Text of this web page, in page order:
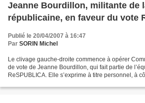
Jeanne Bourdillon, militante de
républicaine, en faveur du vote
Publié le 20/04/2007 à 16:47
Par SORIN Michel
Le clivage gauche-droite commence à opérer
de vote de Jeanne Bourdillon, qui fait partie de
ReSPUBLICA. Elle s’exprime à titre personnel, à